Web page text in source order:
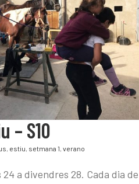
Estiu – S10
– S10
estiu setmana 1 verano
a divendres 28. Cada dia de